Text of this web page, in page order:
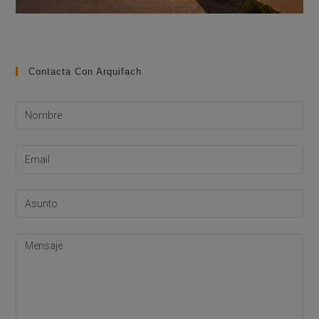
Contacta Con Arquifach